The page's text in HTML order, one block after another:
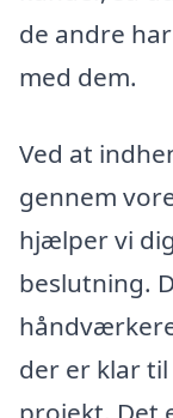
de andre
med dem.
Ved at
gennem
hjælper vi
beslutning.
der er klar